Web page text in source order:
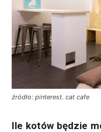
źródło: pinterest. cat cafe
Ile kotów będzie